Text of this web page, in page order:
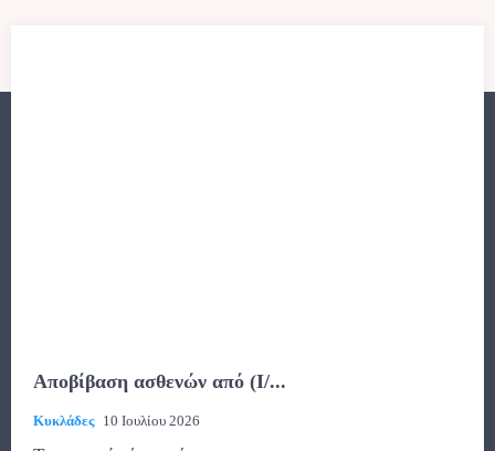
Αποβίβαση ασθενών από (Ι/...
Κυκλάδες 10 Ιουλίου 2026